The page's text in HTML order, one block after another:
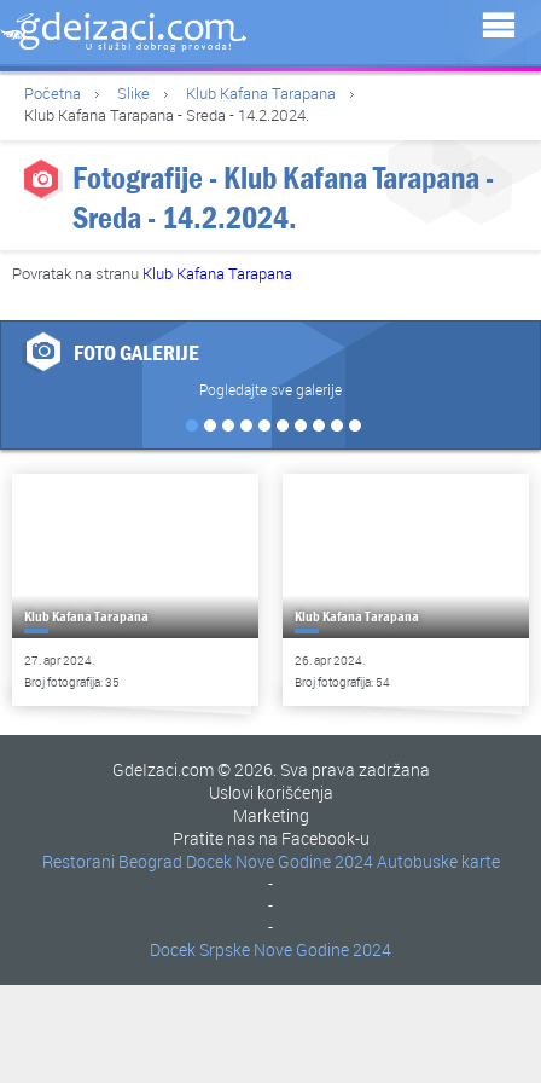
Početna Slike
Klub Kafana Tarapana
Klub Kafana Tarapana - Sreda - 14.2.2024.
Fotografije - Klub Kafana Tarapana -
Sreda - 14.2.2024.
Povratak na stranu Klub Kafana Tarapana
FOTO GALERIJE
Pogledajte sve galerije
Klub Kafana Tarapana
27. apr 2024.
Broj fotografija: 35
Klub Kafana Tarapana
26. apr 2024.
Broj fotografija: 54
GdeIzaci.com © 2026. Sva prava zadržana
Uslovi korišćenja
Marketing
Pratite nas na Facebook-u
Restorani Beograd
-
Docek Nove Godine 2024
-
Autobuske karte
-
Docek Srpske Nove Godine 2024